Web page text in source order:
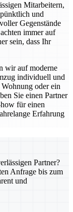
Mitarbeitern,
und
Gegenstände
immer auf
sein, dass Ihr
wir auf moderne
individuell und
oder ein
Sie einen Partner
für einen
Erfahrung
Partner?
Anfrage bis zum
und